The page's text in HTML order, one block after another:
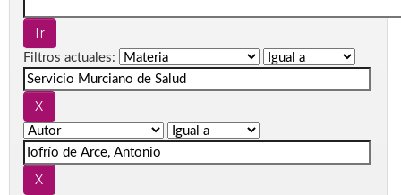
Filtros actuales: